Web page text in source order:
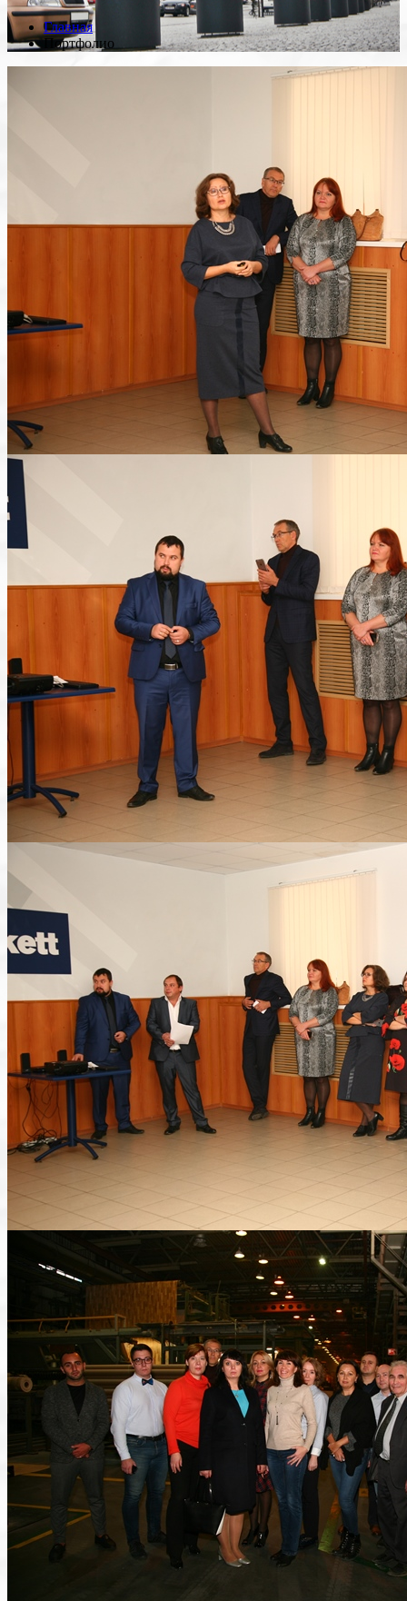
Главная
Портфолио